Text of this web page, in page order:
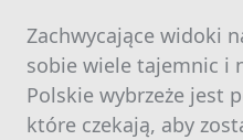
Zachwycające widoki
sobie wiele tajemnic i
Polskie wybrzeże jest
które czekają, aby